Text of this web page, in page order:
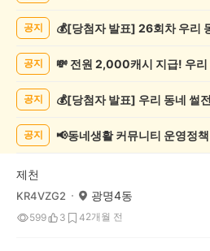
화/
글
공지
공지
공지
공지 📢동네생활 커뮤니티 운영정
제천
KR4VZG2 광명4동
599 3 42개월 전